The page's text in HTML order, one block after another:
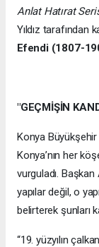
Anlat Hatırat
Yıldız tarafından
Efendi (1807-
"GEÇMİŞİN
Konya Büyükşehir
Konya’nın her
vurguladı.
yapılar değil, o
belirterek şunları
“19. yüzyılın